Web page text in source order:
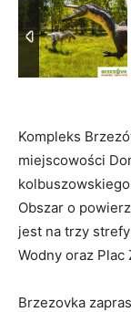
Kompleks
miejscowości
Obszar o
jest na trzy
Wodny oraz Plac
Brzezovka